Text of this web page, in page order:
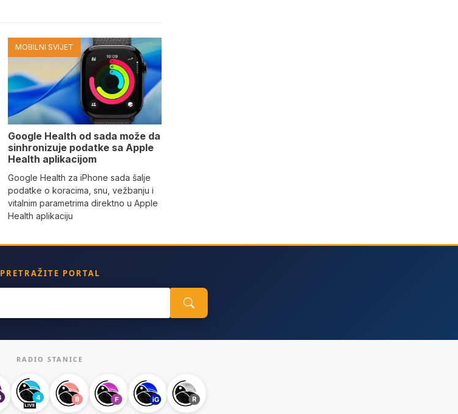
MOBILNI SVIJET
Google Health od sada može da
sinhronizuje podatke sa Apple
Health aplikacijom
Google Health za iPhone sada šalje
podatke o koracima, snu, vežbanju i
vitalnim parametrima direktno u Apple
Health aplikaciju
PRETRAŽITE PORTAL
RADIO STANICE